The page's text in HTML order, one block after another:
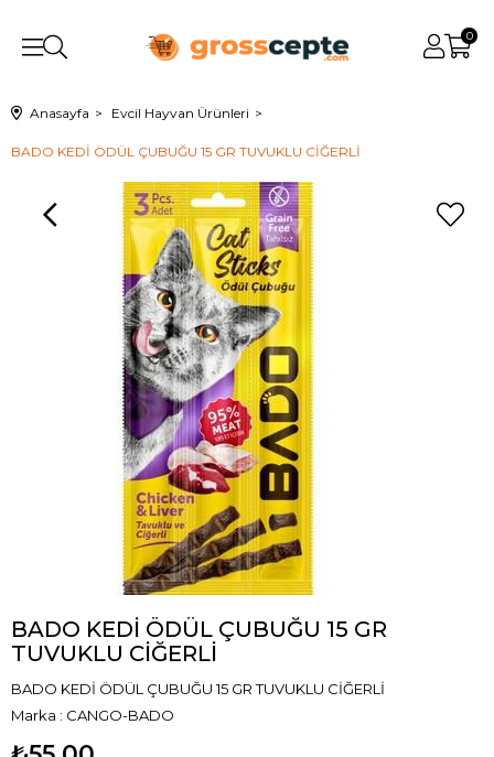
0
Anasayfa Evcil Hayvan Ürünleri
BADO KEDİ ÖDÜL ÇUBUĞU 15 GR TUVUKLU CİĞERLİ
BADO KEDİ ÖDÜL ÇUBUĞU 15 GR
TUVUKLU CİĞERLİ
BADO KEDİ ÖDÜL ÇUBUĞU 15 GR TUVUKLU CİĞERLİ
Marka : CANGO-BADO